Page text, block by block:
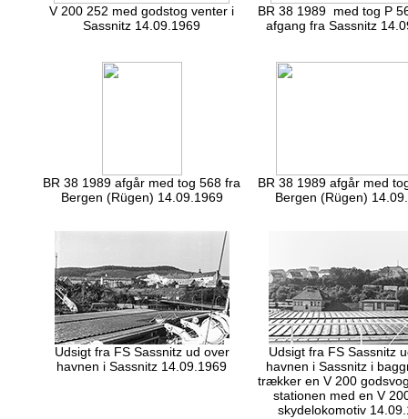
V 200 252 med godstog venter i
Sassnitz 14.09.1969
BR 38 1989 med tog P
afgang fra Sassnitz
BR 38 1989 afgår med tog 568 fra
Bergen (Rügen) 14.09.1969
BR 38 1989 afgår med
Bergen (Rügen)
Udsigt fra FS Sassnitz ud over
havnen i Sassnitz 14.09.1969
Udsigt fra FS Sassnitz
havnen i Sassnitz i
trækker en V 200
stationen med en V
skydelokomotiv